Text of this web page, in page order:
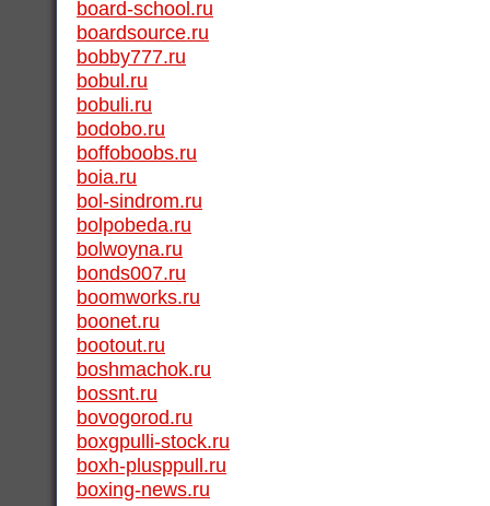
board-school.ru
boardsource.ru
bobby777.ru
bobul.ru
bobuli.ru
bodobo.ru
boffoboobs.ru
boia.ru
bol-sindrom.ru
bolpobeda.ru
bolwoyna.ru
bonds007.ru
boomworks.ru
boonet.ru
bootout.ru
boshmachok.ru
bossnt.ru
bovogorod.ru
boxgpulli-stock.ru
boxh-plusppull.ru
boxing-news.ru